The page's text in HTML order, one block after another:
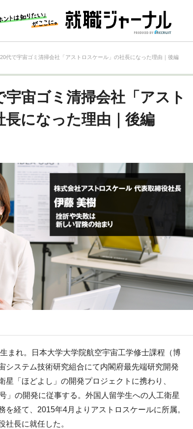
代で宇宙ゴミ清掃会社「アストロスケール」の社長になった理由｜後編
宙ゴミ清掃会社「アスト
長になった理由｜後編
まれ。日本大学大学院航空宇宙工学修士課程（博
システム技術研究組合にて内閣府最先端研究開発
星「ほどよし」の開発プロジェクトに携わり、
」の開発に従事する。外国人留学生への人工衛星
を経て、2015年4月よりアストロスケールに所属。
社長に就任した。